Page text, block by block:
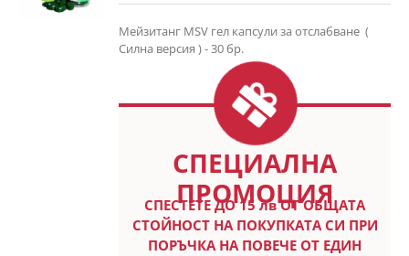
Мейзитанг MSV гел капсули за отслабване (
Силна версия ) - 30 бр.
СПЕЦИАЛНА
ПРОМОЦИЯ
СПЕСТETE ДО 15 лв ОТ ОБЩАТА
СТОЙНОСТ НА ПОКУПКАТА СИ ПРИ
ПОРЪЧКА НА ПОВЕЧЕ ОТ ЕДИН